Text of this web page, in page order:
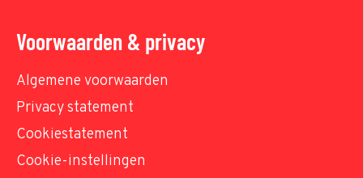
Voorwaarden & privacy
Algemene voorwaarden
Privacy statement
Cookiestatement
Cookie-instellingen